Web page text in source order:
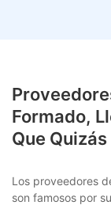
Formado,
Que
Los proveedores
son famosos por